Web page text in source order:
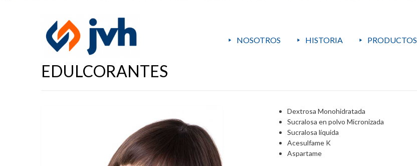
NOSOTROS HISTORIA PRODUCTOS
EDULCORANTES
Dextrosa Monohidratada
Sucralosa en polvo Micronizada
Sucralosa líquida
Acesulfame K
Aspartame